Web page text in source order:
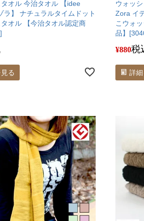
オル 今治タオル 【idee
ラ】 ナチュラルタイムドット
オル 【今治タオル認定商
る
ウォッ
Zora イ
こウォ
品】
¥880税
詳